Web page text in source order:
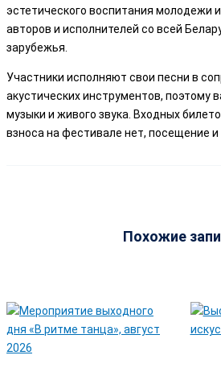
эстетического воспитания молодежи
авторов и исполнителей со всей
зарубежья.
Участники исполняют свои песни в
акустических инструментов, поэтому
музыки и живого звука. Входных
взноса на фестивале нет, посещение и
Похожие